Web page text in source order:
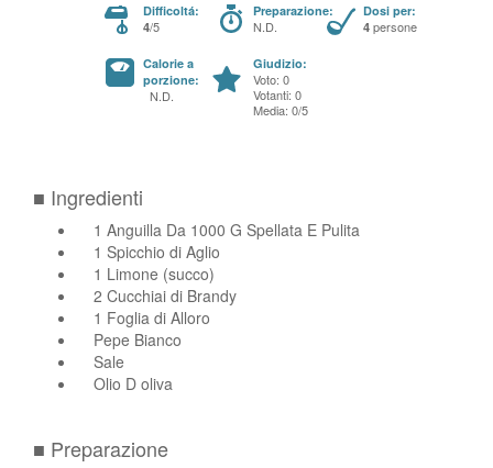
Difficoltá:
4/5
Preparazione:
N.D.
Dosi per:
4 persone
Calorie a
porzione:
N.D.
Giudizio:
Voto: 0
Votanti: 0
Media: 0/5
■ Ingredienti
1 Anguilla Da 1000 G Spellata E Pulita
1 Spicchio di Aglio
1 Limone (succo)
2 Cucchiai di Brandy
1 Foglia di Alloro
Pepe Bianco
Sale
Olio D oliva
■ Preparazione